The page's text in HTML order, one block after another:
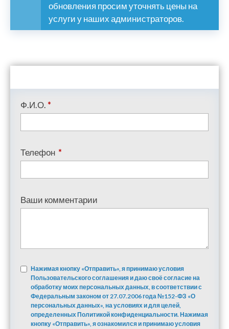
обновления просим уточнять цены на
услуги у наших администраторов.
Ф.И.О. *
Телефон *
Ваши комментарии
Нажимая кнопку «Отправить», я принимаю условия
Пользовательского соглашения и даю своё согласие на
обработку моих персональных данных, в соответствии с
Федеральным законом от 27.07.2006 года №152-ФЗ «О
персональных данных», на условиях и для целей,
определенных Политикой конфиденциальности. Нажимая
кнопку «Отправить», я ознакомился и принимаю условия